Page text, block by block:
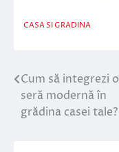
CASA SI GRADINA
Navigare
în
Cum să integrezi o
seră modernă în
grădina casei tale?